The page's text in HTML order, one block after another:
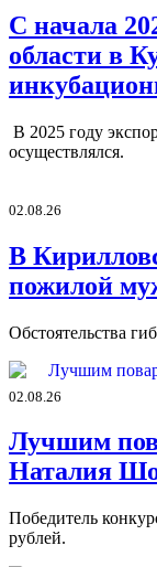
С начала
области в
В 2025 году
осуществлялся.
02.08.26
В
пожилой
Обстоятельства
02.08.26
Лучшим
Наталия
Победитель
рублей.